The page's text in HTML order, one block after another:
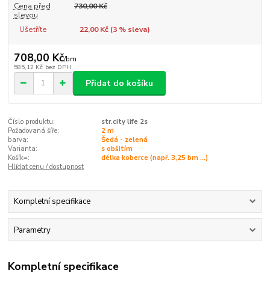
Cena před
slevou
730,00 Kč
Ušetříte 22,00 Kč (3% sleva)
708,00 Kč/bm
585,12 Kč bez DPH
Přidat do košíku
Číslo produktu:
str.city life 2s
Požadovaná šíře:
2 m
barva:
Šedá - zelená
Varianta:
s obšitím
Košík=:
délka koberce (např. 3,25 bm ...)
Hlídat cenu / dostupnost
Kompletní specifikace
Parametry
Kompletní specifikace